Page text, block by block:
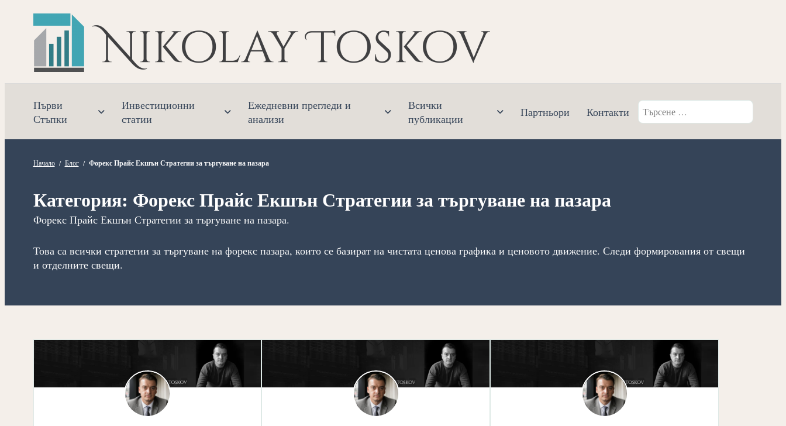
Прескочете
съдържанието
Първи
Стъпки
Инвестиционни
статии
Ежедневни прегледи и
анализи
Всички
публикации
Партньори Контакти
Търсене
за:
Начало / Блог / Форекс Прайс Екшън Стратегии за търгуване на пазара
Категория: Форекс Прайс Екшън Стратегии за търгуване на пазара
Форекс Прайс Екшън Стратегии за търгуване на пазара.
Това са всички стратегии за търгуване на форекс пазара, които се базират на чистата ценова графика и ценовото движение. Следи формирования от свещи
и отделните свещи.